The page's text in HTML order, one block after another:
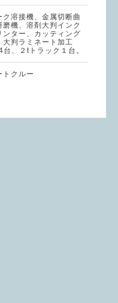
ク溶接機、金属切断曲
磨機、溶剤大判インク
ンター、カッティング
大判ラミネート加工
、２tトラック１台。
トクルー